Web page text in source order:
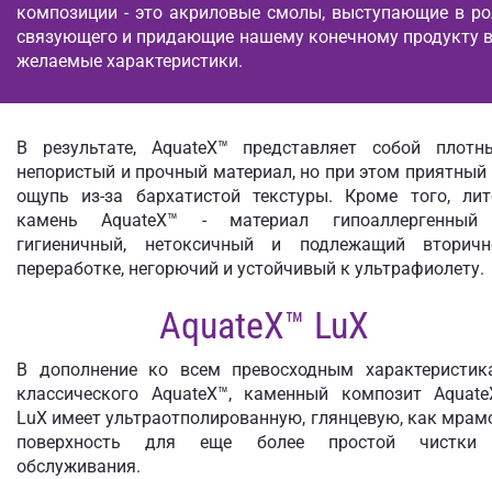
композиции - это акриловые смолы, выступающие в
связующего и придающие нашему конечному продукту
желаемые характеристики.
В результате, AquateX™ представляет собой
непористый и прочный материал, но при этом приятный
ощупь из-за бархатистой текстуры. Кроме того,
камень AquateX™ - материал
гигиеничный, нетоксичный и подлежащий
переработке, негорючий и устойчивый к ультрафиолету.
AquateX™ LuX
В дополнение ко всем превосходным
классического AquateX™, каменный композит
LuX имеет ультраотполированную, глянцевую, как
поверхность для еще более простой
обслуживания.